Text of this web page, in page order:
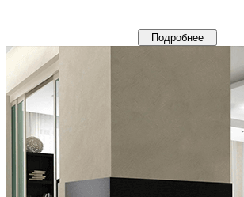
Подробнее